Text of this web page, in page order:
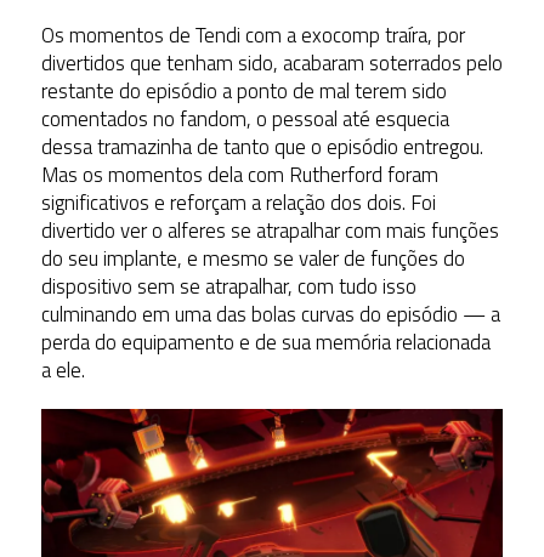
Os momentos de Tendi com a exocomp traíra, por
divertidos que tenham sido, acabaram soterrados pelo
restante do episódio a ponto de mal terem sido
comentados no fandom, o pessoal até esquecia
dessa tramazinha de tanto que o episódio entregou.
Mas os momentos dela com Rutherford foram
significativos e reforçam a relação dos dois. Foi
divertido ver o alferes se atrapalhar com mais funções
do seu implante, e mesmo se valer de funções do
dispositivo sem se atrapalhar, com tudo isso
culminando em uma das bolas curvas do episódio — a
perda do equipamento e de sua memória relacionada
a ele.